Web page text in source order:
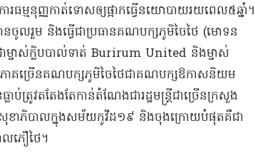
រធម្មនុញ្ញកាត់ទោសឲ្យផ្អាកធ្វើនយោបាយរយពេល៥ឆ្នាំ។
រួម និងធ្វើជាប្រធានគណបក្សភូមិចៃថៃ (មោទន
ាស់ក្លិបបាល់ទាត់ Burirum United និងម្ចាស់
ភាគច្រើនគណបក្សភូមិចៃថៃជាគណបក្សឱកាសនិយម
ត្រូវតតែងតែកាន់តំណែងជារដ្ឋមន្រ្តីជាច្រើនក្រសួង
សុខាភិបាលក្នុងសម័យកូវីដ១៩ និងចុងក្រោយបំផុតគឺជា
ាលភឿថៃ។